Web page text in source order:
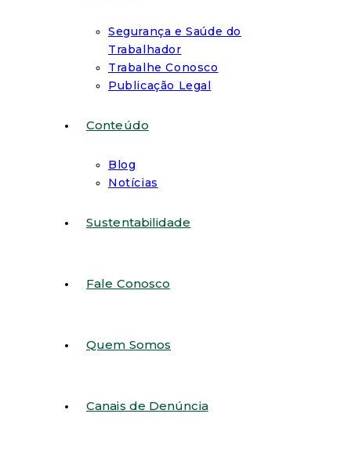
Segurança e Saúde do
Trabalhador
Trabalhe Conosco
Publicação Legal
Conteúdo
Blog
Notícias
Sustentabilidade
Fale Conosco
Quem Somos
Canais de Denúncia